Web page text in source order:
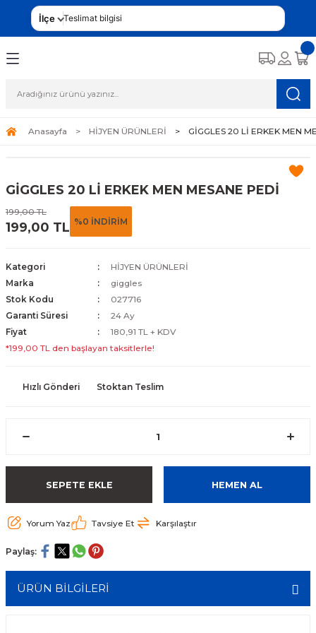
İlçe Teslimat bilgisi
Anasayfa HİJYEN ÜRÜNLERİ GİGGLES 20 Lİ ERKEK MEN
GİGGLES 20 Lİ ERKEK MEN MESANE PEDİ
199,00 TL
199,00 TL %0 İNDİRİM
Kategori
HİJYEN ÜRÜNLERİ
Marka
giggles
Stok Kodu
027716
Garanti Süresi
24 Ay
Fiyat
180,91 TL + KDV
*199,00 TL den başlayan taksitlerle!
Hızlı Gönderi Stoktan Teslim
SEPETE EKLE HEMEN AL
Yorum Yaz Tavsiye Et Karşılaştır
Paylaş:
ÜRÜN BİLGİLERİ